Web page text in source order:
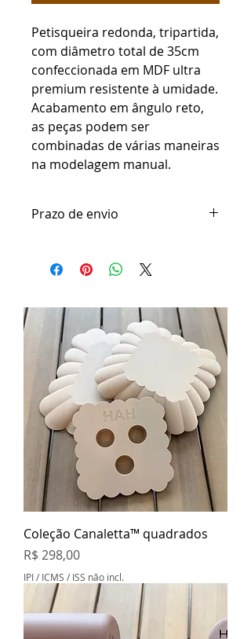
Petisqueira redonda, tripartida,
com diâmetro total de 35cm
confeccionada em MDF ultra
premium resistente à umidade.
Acabamento em ângulo reto,
as peças podem ser
combinadas de várias maneiras
na modelagem manual.
Prazo de envio
nosso prazo de envio é de até 7
dias úteis
Coleção Canaletta™ quadrados
Preço
R$ 298,00
IPI / ICMS / ISS não incl.